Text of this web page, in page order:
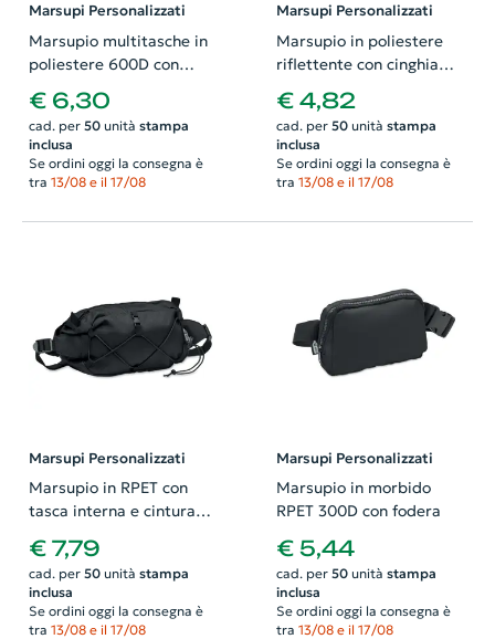
Marsupi Personalizzati
Marsupio multitasche in
poliestere 600D con
tasca frontale porta
penne e porta tessere
270x70x160mm
€ 6,30
cad. per 50unità stampa
inclusa
Se ordini oggi la consegna è
tra 13/08 e il 17/08
Marsupi Personalizzati
Marsupio in poliestere
riflettente con cinghia
regolabile 355X140mm
€ 4,82
cad. per 50unità stampa
inclusa
Se ordini oggi la consegna è
tra 13/08 e il 17/08
Marsupi Personalizzati
Marsupio in RPET con
tasca interna e cintura
260x120x150mm
€ 7,79
cad. per 50unità stampa
inclusa
Se ordini oggi la consegna è
tra 13/08 e il 17/08
Marsupi Personalizzati
Marsupio in morbido
RPET 300D con fodera
€ 5,44
cad. per 50unità stampa
inclusa
Se ordini oggi la consegna è
tra 13/08 e il 17/08